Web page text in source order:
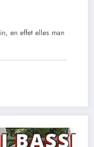
en effet elles man